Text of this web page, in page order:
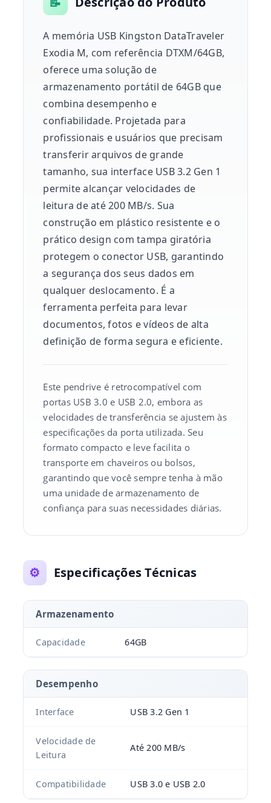
A memória USB Kingston DataTraveler
Exodia M, com referência DTXM/64GB,
oferece uma solução de
armazenamento portátil de 64GB que
combina desempenho e
confiabilidade. Projetada para
profissionais e usuários que precisam
transferir arquivos de grande
tamanho, sua interface USB 3.2 Gen 1
permite alcançar velocidades de
leitura de até 200 MB/s. Sua
construção em plástico resistente e o
prático design com tampa giratória
protegem o conector USB, garantindo
a segurança dos seus dados em
qualquer deslocamento. É a
ferramenta perfeita para levar
documentos, fotos e vídeos de alta
definição de forma segura e eficiente.
Este pendrive é retrocompatível com
portas USB 3.0 e USB 2.0, embora as
velocidades de transferência se ajustem às
especificações da porta utilizada. Seu
formato compacto e leve facilita o
transporte em chaveiros ou bolsos,
garantindo que você sempre tenha à mão
uma unidade de armazenamento de
confiança para suas necessidades diárias.
⚙️ Especificações Técnicas
Armazenamento
Capacidade 64GB
Desempenho
Interface USB 3.2 Gen 1
Velocidade de
Leitura
Até 200 MB/s
Compatibilidade USB 3.0 e USB 2.0